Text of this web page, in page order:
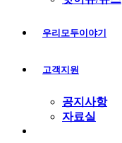
우리모두이야기
고객지원
공지사항
자료실